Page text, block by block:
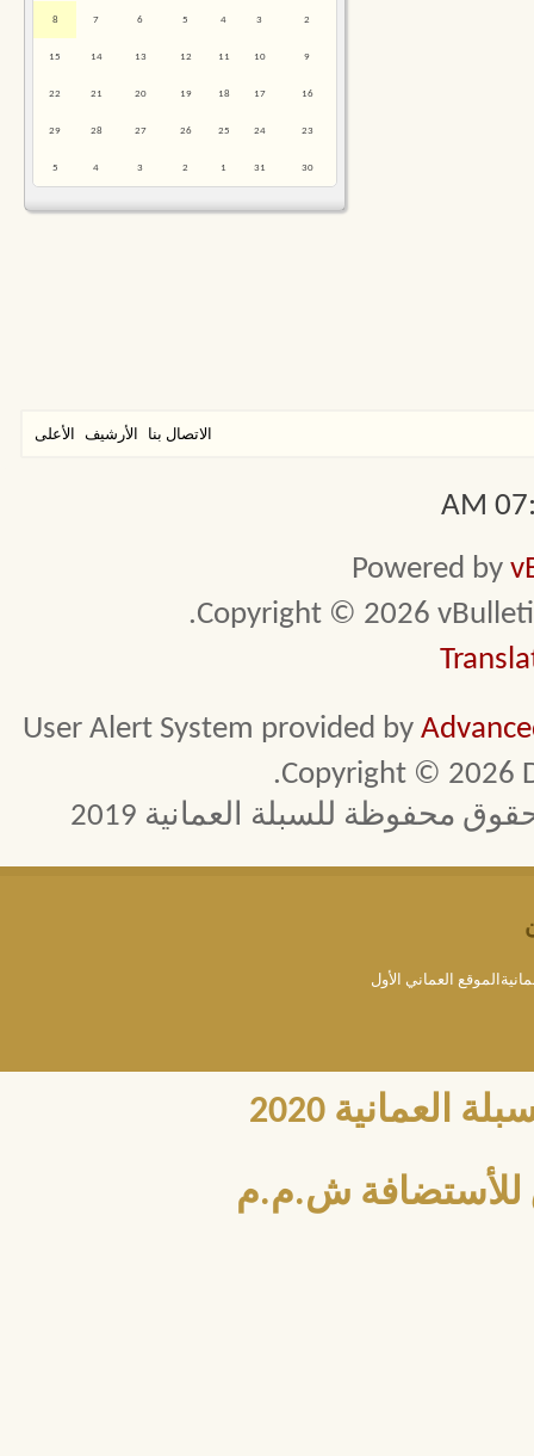
2
3
4
5
6
7
8
9
10
11
12
13
14
15
16
17
18
19
20
21
22
23
24
25
26
27
28
29
30
31
1
2
3
4
5
الاتصال بنا الأرشيف الأعلى
Powered by
Copyright © 2026
User Alert System provided by
Copyright © 2026
محفوظة للسبلة العمانية 2019
العماني الأول
2020
للأستضافة ش.م.م